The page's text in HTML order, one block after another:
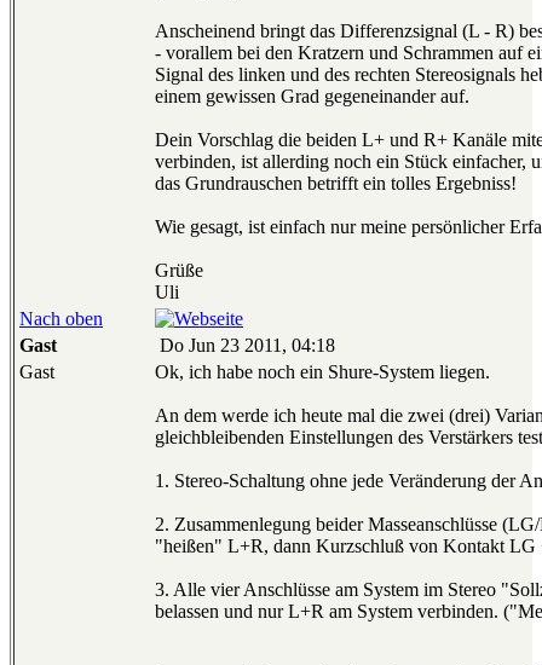
Anscheinend bringt das Differenzsignal (L - R)
- vorallem bei den Kratzern und Schrammen auf
Signal des linken und des rechten Stereosignals
einem gewissen Grad gegeneinander auf.
Dein Vorschlag die beiden L+ und R+ Kanäle
verbinden, ist allerding noch ein Stück einfacher,
das Grundrauschen betrifft ein tolles Ergebniss!
Wie gesagt, ist einfach nur meine persönlicher
Grüße
Uli
Nach oben
Gast
Do Jun 23 2011, 04:18
Gast
Ok, ich habe noch ein Shure-System liegen.
An dem werde ich heute mal die zwei (drei)
gleichbleibenden Einstellungen des Verstärkers
1. Stereo-Schaltung ohne jede Veränderung der
2. Zusammenlegung beider Masseanschlüsse
"heißen" L+R, dann Kurzschluß von Kontakt LG
3. Alle vier Anschlüsse am System im Stereo
belassen und nur L+R am System verbinden.